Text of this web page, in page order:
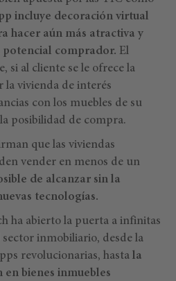
incluye decoración virtual
hacer aún más atractiva y
potencial comprador. El
si al cliente se le ofrece la
la vivienda de interés
con los muebles de su
posibilidad de compra.
que las viviendas
vender en menos de un
de alcanzar sin la
tecnologías.
ha abierto la puerta a infinitas
inmobiliario, desde la
revolucionarias, hasta la
bienes inmuebles